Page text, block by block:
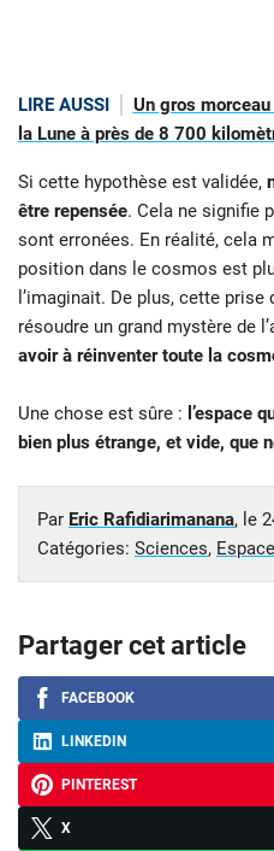
LIRE AUSSI
Un gros morceau
la Lune à près de 8 700
Si cette hypothèse est validée,
être repensée. Cela ne signifie
sont erronées. En réalité, cela
position dans le cosmos est
l’imaginait. De plus, cette
résoudre un grand mystère de
avoir à réinventer toute la
Une chose est sûre : l’espace
bien plus étrange, et vide, que
Par Eric Rafidiarimanana, le
Catégories: Sciences, Espace
Partager cet article
FACEBOOK
LINKEDIN
PINTEREST
X